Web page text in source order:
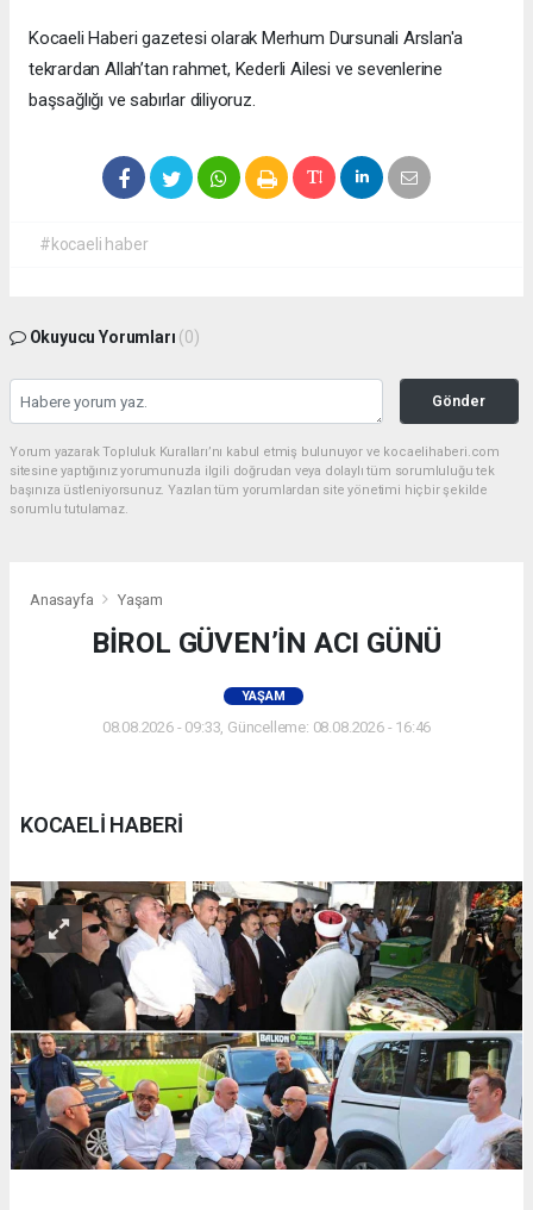
Kocaeli Haberi gazetesi olarak Merhum Dursunali Arslan'a
tekrardan Allah’tan rahmet, Kederli Ailesi ve sevenlerine
başsağlığı ve sabırlar diliyoruz.
#kocaeli haber
Okuyucu Yorumları (0)
Gönder
Yorum yazarak Topluluk Kuralları’nı kabul etmiş bulunuyor ve kocaelihaberi.com
sitesine yaptığınız yorumunuzla ilgili doğrudan veya dolaylı tüm sorumluluğu tek
başınıza üstleniyorsunuz. Yazılan tüm yorumlardan site yönetimi hiçbir şekilde
sorumlu tutulamaz.
Anasayfa Yaşam
BİROL GÜVEN’İN ACI GÜNÜ
YAŞAM
08.08.2026 - 09:33, Güncelleme: 08.08.2026 - 16:46
KOCAELİ HABERİ